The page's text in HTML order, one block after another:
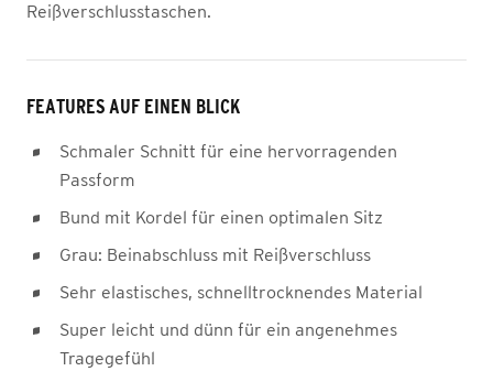
Reißverschlusstaschen.
FEATURES AUF EINEN BLICK
Schmaler Schnitt für eine hervorragenden
Passform
Bund mit Kordel für einen optimalen Sitz
Grau: Beinabschluss mit Reißverschluss
Sehr elastisches, schnelltrocknendes Material
Super leicht und dünn für ein angenehmes
Tragegefühl